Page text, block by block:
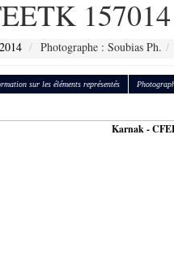
157014
2014 Photographe : Soubias Ph.
sur les éléments représentés